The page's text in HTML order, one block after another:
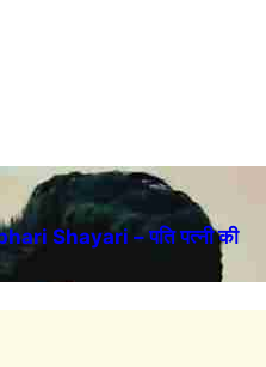
Shayari – पति पत्नी की